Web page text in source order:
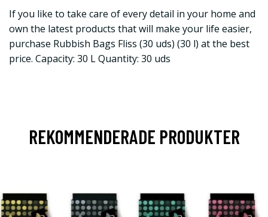
If you like to take care of every detail in your home and
own the latest products that will make your life easier,
purchase Rubbish Bags Fliss (30 uds) (30 l) at the best
price. Capacity: 30 L Quantity: 30 uds
REKOMMENDERADE PRODUKTER